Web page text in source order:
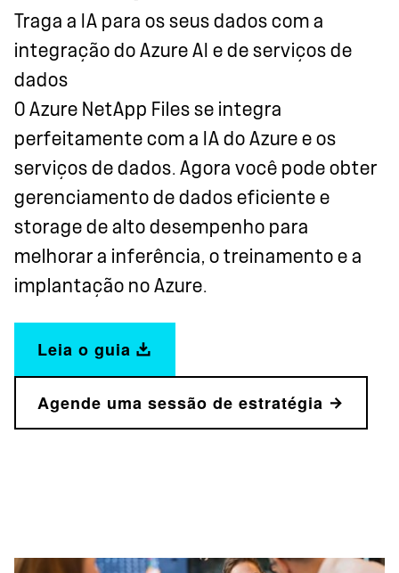
Traga a IA para os seus dados com a
integração do Azure AI e de serviços de
dados
O Azure NetApp Files se integra
perfeitamente com a IA do Azure e os
serviços de dados. Agora você pode obter
gerenciamento de dados eficiente e
storage de alto desempenho para
melhorar a inferência, o treinamento e a
implantação no Azure.
Leia o guia
Agende uma sessão de estratégia